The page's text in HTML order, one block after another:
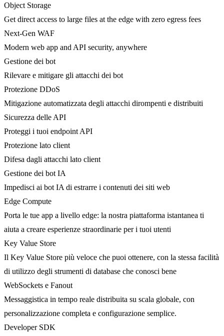
Object Storage
Get direct access to large files at the edge with zero egress fees
Next-Gen WAF
Modern web app and API security, anywhere
Gestione dei bot
Rilevare e mitigare gli attacchi dei bot
Protezione DDoS
Mitigazione automatizzata degli attacchi dirompenti e distribuiti
Sicurezza delle API
Proteggi i tuoi endpoint API
Protezione lato client
Difesa dagli attacchi lato client
Gestione dei bot IA
Impedisci ai bot IA di estrarre i contenuti dei siti web
Edge Compute
Porta le tue app a livello edge: la nostra piattaforma istantanea ti
aiuta a creare esperienze straordinarie per i tuoi utenti
Key Value Store
Il Key Value Store più veloce che puoi ottenere, con la stessa facilità
di utilizzo degli strumenti di database che conosci bene
WebSockets e Fanout
Messaggistica in tempo reale distribuita su scala globale, con
personalizzazione completa e configurazione semplice.
Developer SDK